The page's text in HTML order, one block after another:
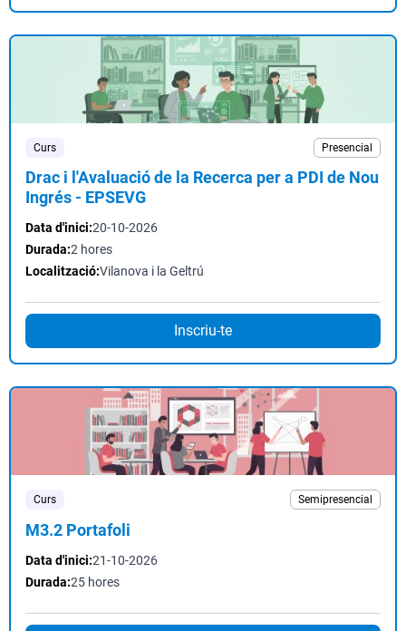
Curs Presencial
Drac i l'Avaluació de la Recerca per a PDI de Nou
Ingrés - EPSEVG
Data d'inici:20-10-2026
Durada:2 hores
Localització:Vilanova i la Geltrú
Inscriu-te
Curs Semipresencial
M3.2 Portafoli
Data d'inici:21-10-2026
Durada:25 hores